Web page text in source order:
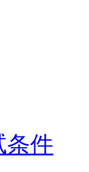
条件